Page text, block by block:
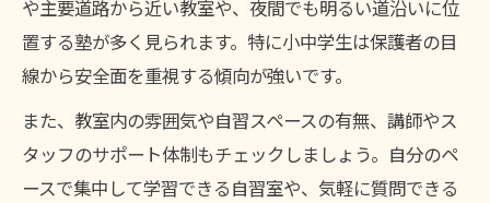
や主要道路から近い教室や、夜間でも明るい道沿いに位
置する塾が多く見られます。特に小中学生は保護者の目
線から安全面を重視する傾向が強いです。
また、教室内の雰囲気や自習スペースの有無、講師やス
タッフのサポート体制もチェックしましょう。自分のペ
ースで集中して学習できる自習室や、気軽に質問できる